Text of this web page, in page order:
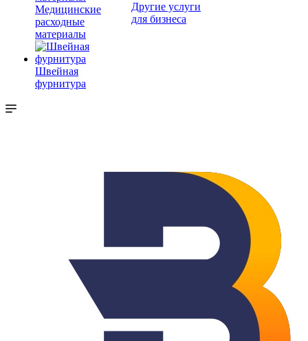
Медицинские
расходные
материалы
Швейная
фурнитура
Другие услуги
для бизнеса